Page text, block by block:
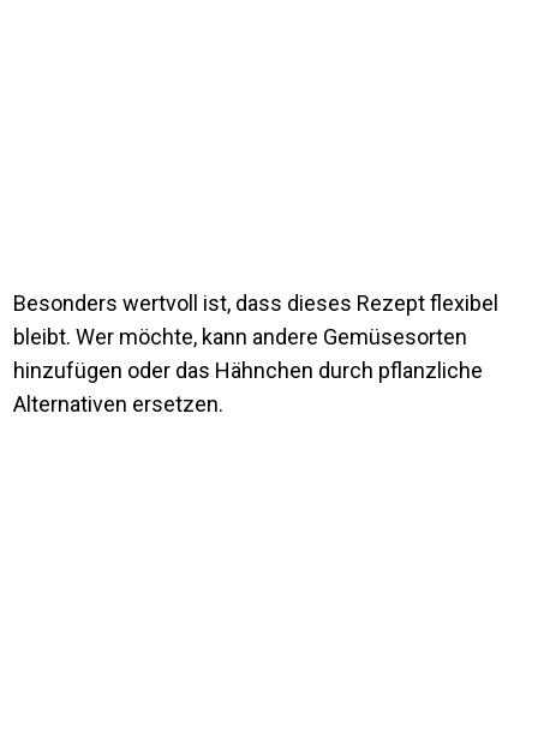
Besonders wertvoll ist, dass dieses Rezept flexibel
bleibt. Wer möchte, kann andere Gemüsesorten
hinzufügen oder das Hähnchen durch pflanzliche
Alternativen ersetzen.